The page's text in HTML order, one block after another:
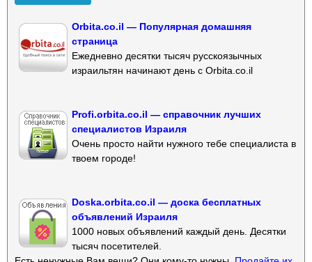
Orbita.co.il — Популярная домашняя
страница
Ежедневно десятки тысяч русскоязычных
израильтян начинают день с Orbita.co.il
Profi.orbita.co.il — справочник лучших
специалистов Израиля
Очень просто найти нужного тебе специалиста в
твоем городе!
Doska.orbita.co.il — доска бесплатных
объявлений Израиля
1000 новых объявлений каждый день. Десятки
тысяч посетителей.